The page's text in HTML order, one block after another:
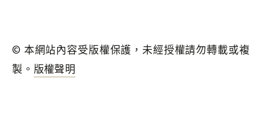
© 本網站內容受版權保護，未經授權請勿轉載或複
製。 版權聲明